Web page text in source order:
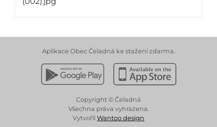
Aplikace Obec Čeladná ke stažení zdarma.
Stáhnout z Google PlayStáhnout z Apple App
Copyright © Čeladná
Všechna práva vyhrazena.
Vytvořil Wantoo design